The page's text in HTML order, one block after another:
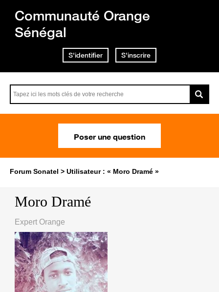
Communauté Orange
Sénégal
S'identifier S'inscrire
Poser une question
Forum Sonatel Utilisateur : « Moro Dramé »
Moro Dramé
Expert Orange